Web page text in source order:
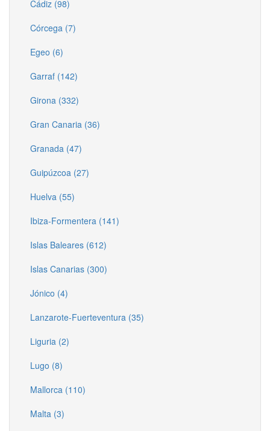
Cádiz (98)
Córcega (7)
Egeo (6)
Garraf (142)
Girona (332)
Gran Canaria (36)
Granada (47)
Guipúzcoa (27)
Huelva (55)
Ibiza-Formentera (141)
Islas Baleares (612)
Islas Canarias (300)
Jónico (4)
Lanzarote-Fuerteventura (35)
Liguria (2)
Lugo (8)
Mallorca (110)
Malta (3)